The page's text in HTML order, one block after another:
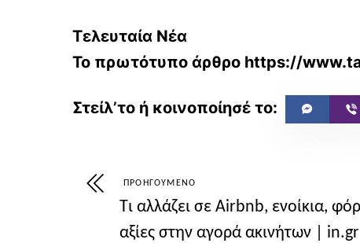
Τελευταία Νέα
Το πρωτότυπο άρθρο https://
ΠΡΟΗΓΟΎΜΕΝΟ
Τι αλλάζει σε Airbnb, ενοίκια,
αξίες στην αγορά ακινήτων | in.gr